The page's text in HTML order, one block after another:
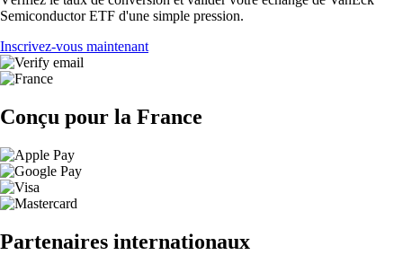
Semiconductor ETF d'une simple pression.
Inscrivez-vous maintenant
Conçu pour la France
Partenaires internationaux